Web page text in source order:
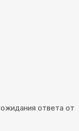
ответа от